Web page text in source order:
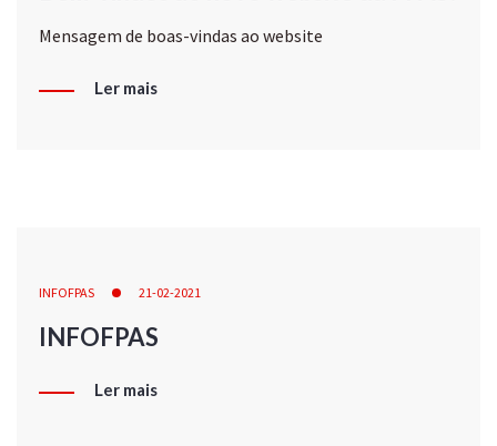
Mensagem de boas-vindas ao website
Ler mais
INFOFPAS 21-02-2021
INFOFPAS
Ler mais